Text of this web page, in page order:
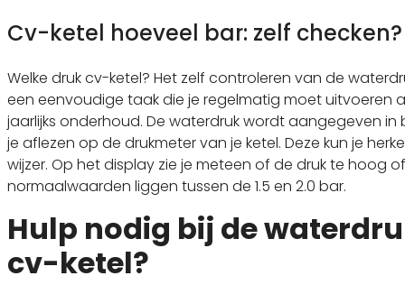
Cv-ketel hoeveel bar: zelf checken?
Welke druk cv-ketel? Het zelf controleren van de
een eenvoudige taak die je regelmatig moet uitvoeren
jaarlijks onderhoud. De waterdruk wordt aangegeven in
je aflezen op de drukmeter van je ketel. Deze kun je
wijzer. Op het display zie je meteen of de druk te hoog
normaalwaarden liggen tussen de 1.5 en 2.0 bar.
Hulp nodig bij de
cv-ketel?